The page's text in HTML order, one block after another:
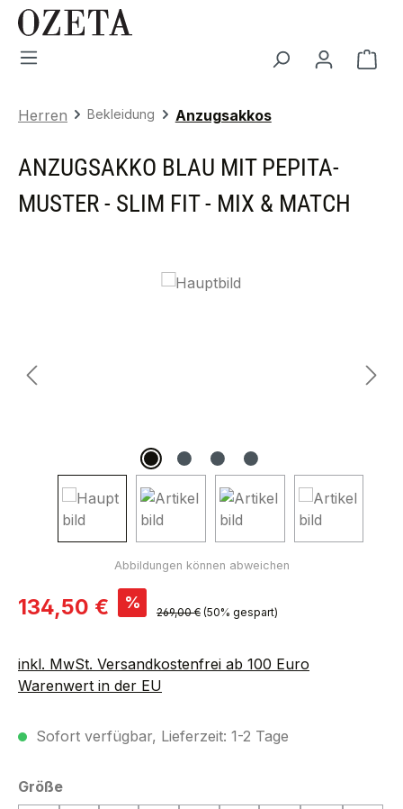
Zum Hauptinhalt springen
Herren Bekleidung Anzugsakkos
ANZUGSAKKO BLAU MIT PEPITA-
MUSTER - SLIM FIT - MIX & MATCH
Bildergalerie überspringen
Verkaufspreis:
134,50 € % Regulärer Preis:
269,00 € (50% gespart)
inkl. MwSt. Versandkostenfrei ab 100 Euro
Warenwert in der EU
Sofort verfügbar, Lieferzeit: 1-2 Tage
Größeauswählen